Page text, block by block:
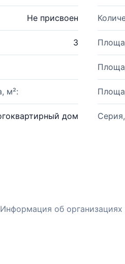
Не присвоен
3
м²:
дом
Информация об организациях